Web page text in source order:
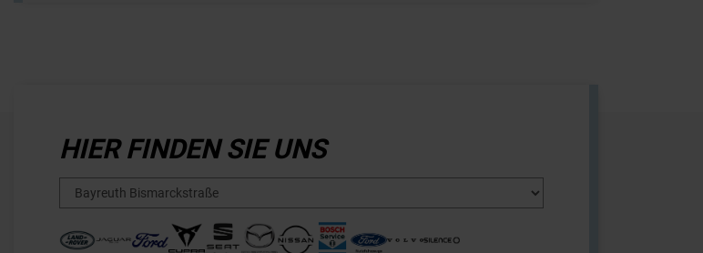
HIER FINDEN SIE UNS